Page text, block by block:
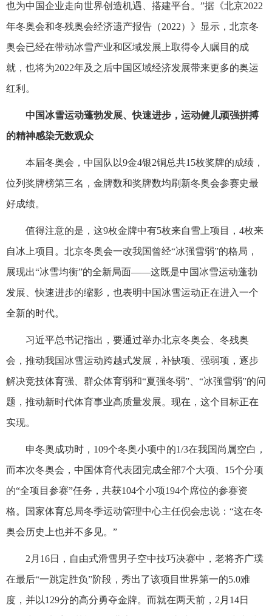
也为中国企业走向世界创造机遇、搭建平台。”据《北京2022
年冬奥会和冬残奥会经济遗产报告（2022）》显示，北京冬
奥会已经在带动冰雪产业和区域发展上取得令人瞩目的成
就，也将为2022年及之后中国区域经济发展带来更多的奥运
红利。
中国冰雪运动蓬勃发展、快速进步，运动健儿顽强拼搏
的精神感染无数观众
本届冬奥会，中国队以9金4银2铜总共15枚奖牌的成绩，
位列奖牌榜第三名，金牌数和奖牌数均刷新冬奥会参赛史最
好成绩。
值得注意的是，这9枚金牌中有5枚来自雪上项目，4枚来
自冰上项目。北京冬奥会一改我国曾经“冰强雪弱”的格局，
展现出“冰雪均衡”的全新局面——这既是中国冰雪运动蓬勃
发展、快速进步的缩影，也表明中国冰雪运动正在进入一个
全新的时代。
习近平总书记指出，要通过举办北京冬奥会、冬残奥
会，推动我国冰雪运动跨越式发展，补缺项、强弱项，逐步
解决竞技体育强、群众体育弱和“夏强冬弱”、“冰强雪弱”的问
题，推动新时代体育事业高质量发展。现在，这个目标正在
实现。
申冬奥成功时，109个冬奥小项中的1/3在我国尚属空白，
而本次冬奥会，中国体育代表团完成全部7个大项、15个分项
的“全项目参赛”任务，共获104个小项194个席位的参赛资
格。国家体育总局冬季运动管理中心主任倪会忠说：“这在冬
奥会历史上也并不多见。”
2月16日，自由式滑雪男子空中技巧决赛中，老将齐广璞
在最后“一跳定胜负”阶段，秀出了该项目世界第一的5.0难
度，并以129分的高分勇夺金牌。而就在两天前，2月14日